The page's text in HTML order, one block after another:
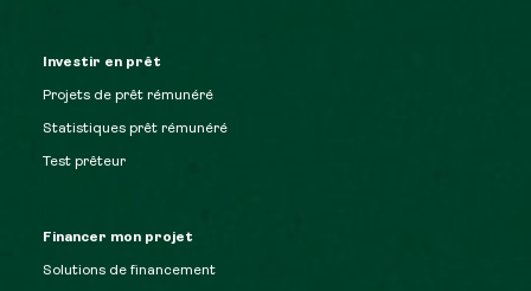
Investir en prêt
Projets de prêt rémunéré
Statistiques prêt rémunéré
Test prêteur
Financer mon projet
Solutions de financement